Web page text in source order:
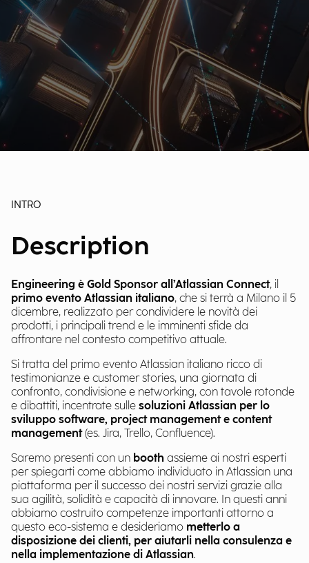
INTRO
Description
Engineering è Gold Sponsor all’Atlassian Connect, il
primo evento Atlassian italiano, che si terrà a Milano il 5
dicembre, realizzato per condividere le novità dei
prodotti, i principali trend e le imminenti sfide da
affrontare nel contesto competitivo attuale.
Si tratta del primo evento Atlassian italiano ricco di
testimonianze e customer stories, una giornata di
confronto, condivisione e networking, con tavole rotonde
e dibattiti, incentrate sulle soluzioni Atlassian per lo
sviluppo software, project management e content
management(es. Jira, Trello, Confluence).
Saremo presenti con un booth assieme ai nostri esperti
per spiegarti come abbiamo individuato in Atlassian una
piattaforma per il successo dei nostri servizi grazie alla
sua agilità, solidità e capacità di innovare. In questi anni
abbiamo costruito competenze importanti attorno a
questo eco-sistema e desideriamo metterlo a
disposizione dei clienti, per aiutarli nella consulenza e
nella implementazione di Atlassian.